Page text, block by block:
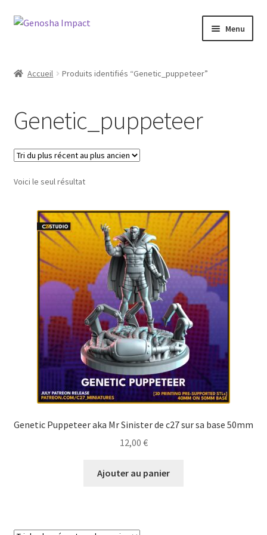
Aller
navigation
Aller
Menu
Checkout
My account
Shop
Wishlist
Accueil Produits identifiés “Genetic_puppeteer”
Genetic_puppeteer
Voici le seul résultat
Genetic Puppeteer aka Mr Sinister de c27 sur sa base 50mm
12,00 €
Ajouter au panier